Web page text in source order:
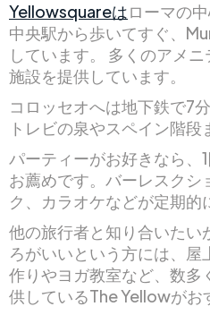
Yellowsquareはローマの
中央駅から歩いてすぐ、
しています。 多くのアメ
施設を提供しています。
コロッセオへは地下鉄で7
トレビの泉やスペイン階段
パーティーがお好きなら、
お薦めです。バーレスクシ
ク、カラオケなどが定期的
他の旅行者と知り合いたい
ろがいいという方には、屋
作りやヨガ教室など、数多
供しているThe Yellowがお